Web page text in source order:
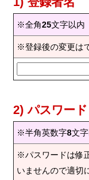
※全角25文字以内
※登録後の変更は
2) パスワード
※半角英数字8文
※パスワードは修
いませんので適切